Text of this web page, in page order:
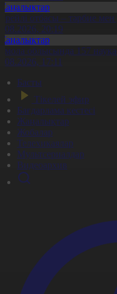
отбасы – тәрбие мен
20:19
облысында 157
17:11
Басты
Тікелей эфир
Бағдарлама кестесі
Жаңалықтар
Жобалар
Телехикаялар
Мультсериалдар
Видеоархив